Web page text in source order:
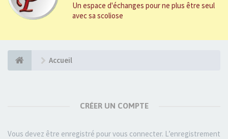
Un espace d'échanges pour ne plus être seul
avec sa scoliose
Accueil
CRÉER UN COMPTE
Vous devez être enregistré pour vous connecter. L’enregistrement